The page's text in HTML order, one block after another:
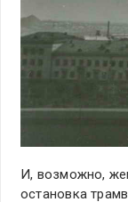
И, возможно,
остановка